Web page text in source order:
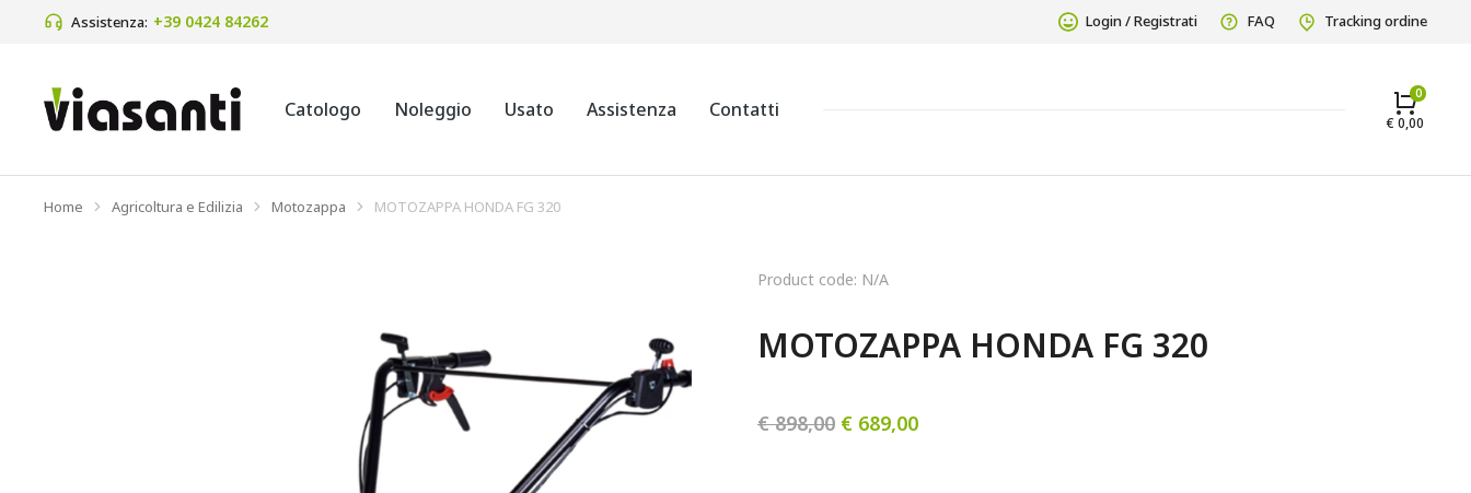
Assistenza: +39 0424 84262 Login / Registrati FAQ Tracking ordine
Catologo Noleggio Usato Assistenza Contatti
€ 0,00
Tu sei qui:
Home Agricoltura e Edilizia Motozappa MOTOZAPPA HONDA FG 320
Product code: N/A
MOTOZAPPA HONDA FG 320
€898,00 € 689,00